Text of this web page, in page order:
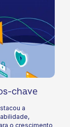
chave
a
o crescimento